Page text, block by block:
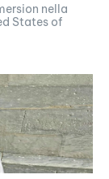
nella
States of